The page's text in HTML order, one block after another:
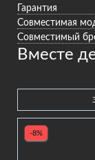
Гарантия
Совместимая
Совместимый
Вместе
-8%